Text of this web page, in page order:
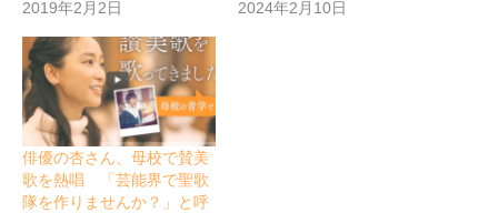
2019年2月2日
2024年2月10日
俳優の杏さん、母校で賛美
歌を熱唱 「芸能界で聖歌
隊を作りませんか？」と呼